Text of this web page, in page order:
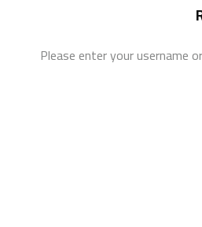
Please enter your username